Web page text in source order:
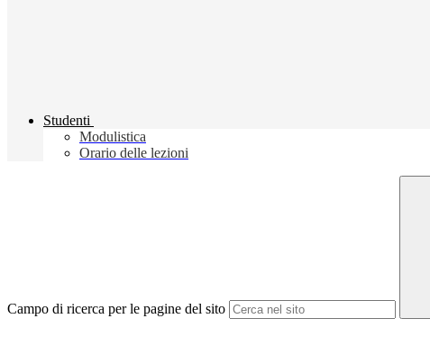
Studenti
Modulistica
Orario delle lezioni
Campo di ricerca per le pagine del sito